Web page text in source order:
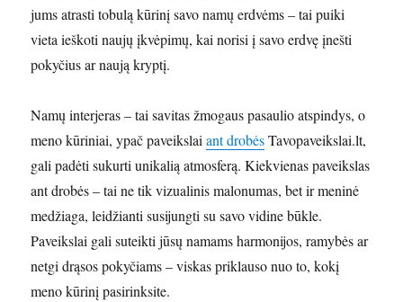
jums atrasti tobulą kūrinį savo namų erdvėms – tai puiki
vieta ieškoti naujų įkvėpimų, kai norisi į savo erdvę įnešti
pokyčius ar naują kryptį.
Namų interjeras – tai savitas žmogaus pasaulio atspindys, o
meno kūriniai, ypač paveikslaiant drobėsTavopaveikslai.lt,
gali padėti sukurti unikalią atmosferą. Kiekvienas paveikslas
ant drobės – tai ne tik vizualinis malonumas, bet ir meninė
medžiaga, leidžianti susijungti su savo vidine būkle.
Paveikslai gali suteikti jūsų namams harmonijos, ramybės ar
netgi drąsos pokyčiams – viskas priklauso nuo to, kokį
meno kūrinį pasirinksite.